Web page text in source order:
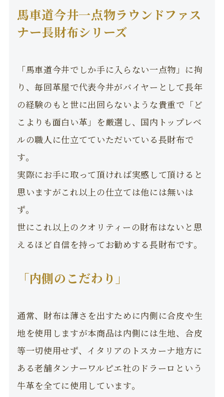
馬車道今井一点物ラウンドファス
ナー長財布シリーズ
「馬車道今井でしか手に入らない一点物」に拘
り、毎回革屋で代表今井がバイヤーとして長年
の経験のもと世に出回らないような貴重で「ど
こよりも面白い革」を厳選し、国内トップレベ
ルの職人に仕立てていただいている長財布で
す。
実際にお手に取って頂ければ実感して頂けると
思いますがこれ以上の仕立ては他には無いは
ず。
世にこれ以上のクオリティーの財布はないと思
えるほど自信を持ってお勧めする長財布です。
「内側のこだわり」
通常、財布は薄さを出すために内側に合皮や生
地を使用しますが本商品は内側には生地、合皮
等一切使用せず、イタリアのトスカーナ地方に
ある老舗タンナーワルピエ社のドラーロという
牛革を全てに使用しています。